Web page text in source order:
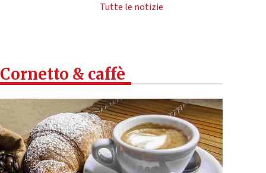
Tutte le notizie
Cornetto & caffè